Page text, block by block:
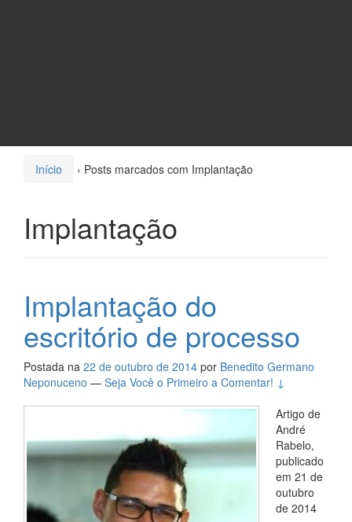
Início › Posts marcados com Implantação
Implantação
Implantação do
escritório de processo
Postada na 22 de outubro de 2014 por Benedito Germano
Neponuceno — Seja Você o Primeiro a Comentar! ↓
Artigo de
André
Rabelo,
publicado
em 21 de
outubro
de 2014